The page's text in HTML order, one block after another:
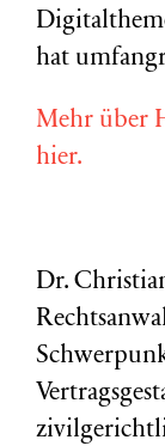
hat
Mehr über
hier.
Dr.